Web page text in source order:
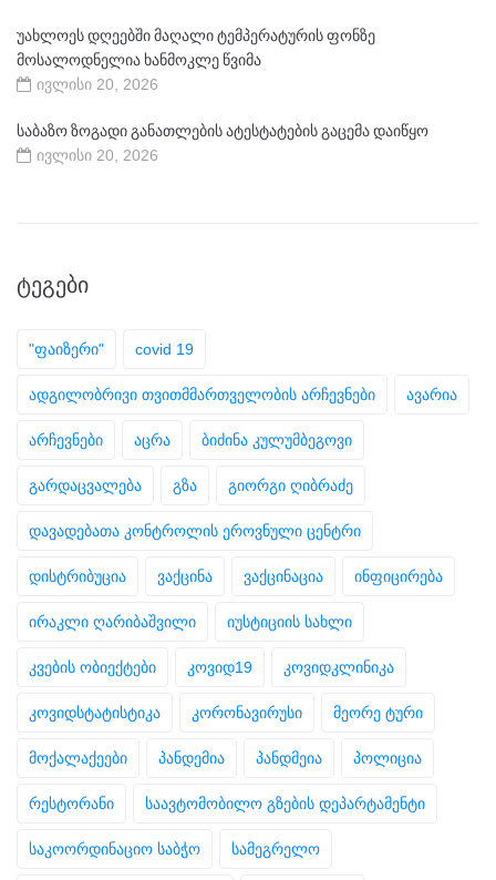
უახლოეს დღეებში მაღალი ტემპერატურის ფონზე
მოსალოდნელია ხანმოკლე წვიმა
ივლისი 20, 2026
საბაზო ზოგადი განათლების ატესტატების გაცემა დაიწყო
ივლისი 20, 2026
ᲢᲔᲒᲔᲑᲘ
"ფაიზერი" covid 19
ადგილობრივი თვითმმართველობის არჩევნები ავარია
არჩევნები აცრა ბიძინა კულუმბეგოვი
გარდაცვალება გზა გიორგი ღიბრაძე
დავადებათა კონტროლის ეროვნული ცენტრი
დისტრიბუცია ვაქცინა ვაქცინაცია ინფიცირება
ირაკლი ღარიბაშვილი იუსტიციის სახლი
კვების ობიექტები კოვიდ19 კოვიდკლინიკა
კოვიდსტატისტიკა კორონავირუსი მეორე ტური
მოქალაქეები პანდემია პანდმეია პოლიცია
რესტორანი საავტომობილო გზების დეპარტამენტი
საკოორდინაციო საბჭო სამეგრელო